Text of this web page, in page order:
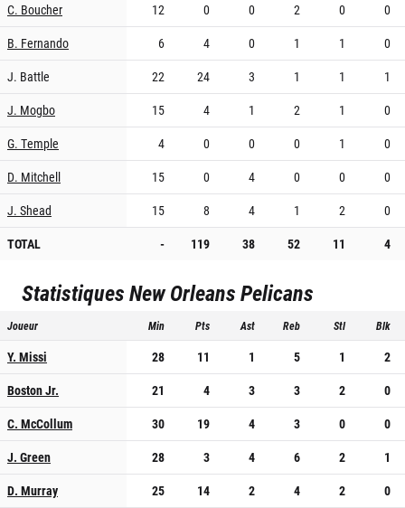
C. Boucher
12 0 0 2 0
0
B. Fernando
6 4 0 1 1
0
J. Battle
22 24 3 1 1
1
J. Mogbo
15 4 1 2 1
0
G. Temple
4 0 0 0 1
0
D. Mitchell
15 0 4 0 0
0
J. Shead
15 8 4 1 2
0
TOTAL
- 119 38 52 11 4
StatistiquesNew Orleans Pelicans
Joueur Min Pts Ast Reb Stl Blk
Y. Missi 28 11 1 5 1
2
Boston Jr.
21 4 3 3 2
0
C. McCollum
30 19 4 3 0
0
J. Green
28 3 4 6 2
1
D. Murray
25 14 2 4 2
0